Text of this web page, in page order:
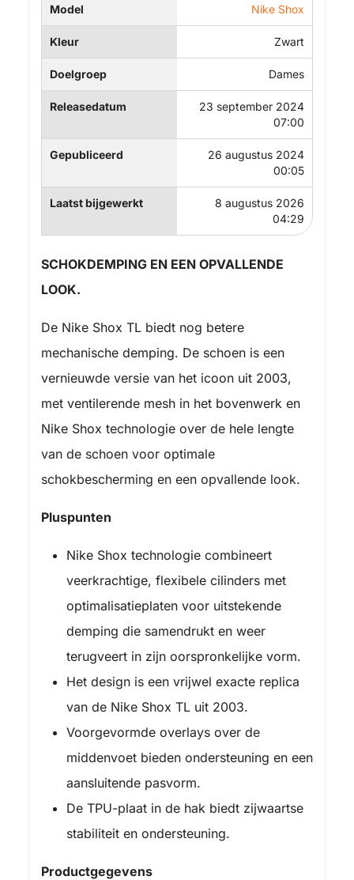
Model Nike Shox
Kleur Zwart
Doelgroep Dames
Releasedatum
23 september 2024
07:00
Gepubliceerd
26 augustus 2024
00:05
Laatst bijgewerkt
8 augustus 2026
04:29
SCHOKDEMPING EN EEN OPVALLENDE
LOOK.
De Nike Shox TL biedt nog betere
mechanische demping. De schoen is een
vernieuwde versie van het icoon uit 2003,
met ventilerende mesh in het bovenwerk en
Nike Shox technologie over de hele lengte
van de schoen voor optimale
schokbescherming en een opvallende look.
Pluspunten
Nike Shox technologie combineert
veerkrachtige, flexibele cilinders met
optimalisatieplaten voor uitstekende
demping die samendrukt en weer
terugveert in zijn oorspronkelijke vorm.
Het design is een vrijwel exacte replica
van de Nike Shox TL uit 2003.
Voorgevormde overlays over de
middenvoet bieden ondersteuning en een
aansluitende pasvorm.
De TPU-plaat in de hak biedt zijwaartse
stabiliteit en ondersteuning.
Productgegevens